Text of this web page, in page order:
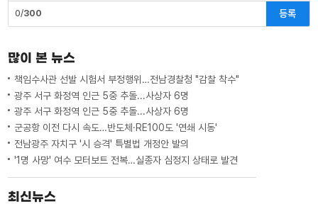
0/300 등록
많이 본 뉴스
책임수사관 선발 시험서 부정행위…전남경찰청 "감찰 착수"
광주 서구 화정역 인근 5중 추돌...사상자 6명
광주 서구 화정역 인근 5중 추돌...사상자 6명
군공항 이전 다시 속도…반도체·RE100도 '연쇄 시동'
전남광주 자치구 '시 승격' 특별법 개정안 발의
'1명 사망' 여수 모터보트 전복…실종자 심정지 상태로 발견
최신뉴스